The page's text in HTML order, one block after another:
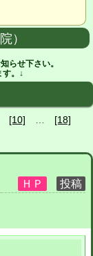
）
らせ下さい。
。↓
[10] … [18]